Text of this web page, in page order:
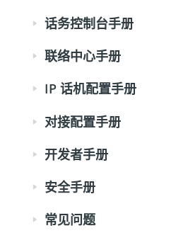
话务控制台手册
联络中心手册
IP 话机配置手册
对接配置手册
开发者手册
安全手册
常见问题